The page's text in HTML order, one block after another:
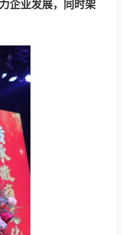
企业发展，同时架